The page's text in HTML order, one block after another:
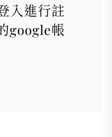
入進行註
google帳